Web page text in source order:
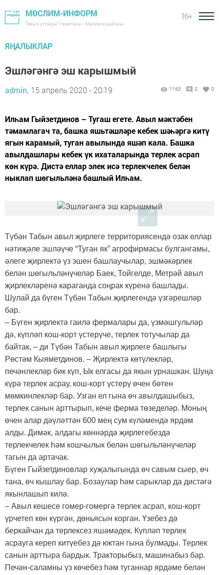
МӨСЛИМ-ИНФОРМ
"Авыл утлары" газетасы - Мөслим районы
16+
ЯҢАЛЫКЛАР
Эшләгәнгә эш карышмый
admin, 15 апрель 2020 - 20:19 1163 0 0
Илһам Гыйзетдинов – Тугаш егете. Авыл мәктәбен
тәмамлагач та, башка яшьтәшләре кебек шәһәргә китү
ягын карамый, туган авылында яшәп кала. Башка
авылдашлары кебек үк ихаталарында терлек асрап
көн күрә. Дистә еллар элек исә терлекчелек белән
ныклап шөгыльләнә башлый Илһам.
Түбән Табын авыл җирлеге территориясендә озак еллар
нәтиҗәле эшләүче “Туган як” агрофирмасы булгангамы,
әлеге җирлектә үз эшен башлаучылар, эшмәкәрлек
белән шөгыльләнүчеләр Баек, Тойгелде, Метрәй авыл
җирлекләренә караганда соңрак күренә башлады.
Шулай да бүген Түбән Табын җирлегендә үзгәрешләр
бар.
– Бүген җирлектә гаилә фермалары да, үзмәшгульләр
дә, күпләп кош-корт үстерүче, терлек тотучылар да
байтак, – ди Түбән Табын авыл җирлеге башлыгы
Рөстәм Кыяметдинов. – Җирлектә көтүлекләр,
печәнлекләр бик күп, Ык елгасы да якын урнашкан. Шуңа
күрә терлек асрау, кош-корт үстерү өчен бөтен
мөмкинлекләр бар. Узган ел гына өч авылдашыбыз,
терлек санын арттырып, кече ферма төзеделәр. Моның
өчен алар дәүләттән 600 мең сум күләмендә ярдәм
алды. Димәк, алдагы көннәрдә җирлегебездә
терлекчелек һәм кошчылык белән шөгыльләнүчеләр
тагын да артачак.
Бүген Гыйзетдиновлар хуҗалыгында өч савым сыер, өч
тана, өч кышлау бар. Бозаулар һәм сарыклар да дистәгә
якынлашып килә.
– Авыл кешесе гомер-гомергә терлек асрап, кош-корт
үрчетеп көн күргән, дөньясын корган. Үзебез дә
беркайчан да терлексез яшәмәдек. Күпләп терлек
асрауга кереп китүебез дә юктан гына булмады. Терлек
санын арттыра бардык. Тракторыбыз, машинабыз бар.
Печән-саламны үз көчебез һәм туганнар ярдәме белән